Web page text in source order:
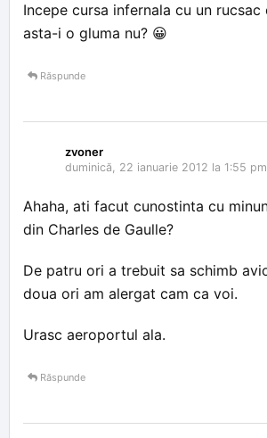
Incepe cursa infernala cu un rucsac
asta-i o gluma nu? 😀
Răspunde
zvoner
duminică, 22 ianuarie 2012 la 1:55 pm
Ahaha, ati facut cunostinta cu
din Charles de Gaulle?
De patru ori a trebuit sa schimb
doua ori am alergat cam ca voi.
Urasc aeroportul ala.
Răspunde